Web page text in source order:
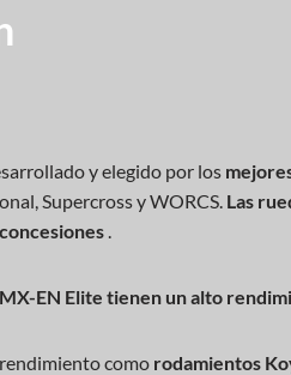
y elegido por los
Supercross y WORCS. Las
EN Elite tienen un alto
como rodamientos